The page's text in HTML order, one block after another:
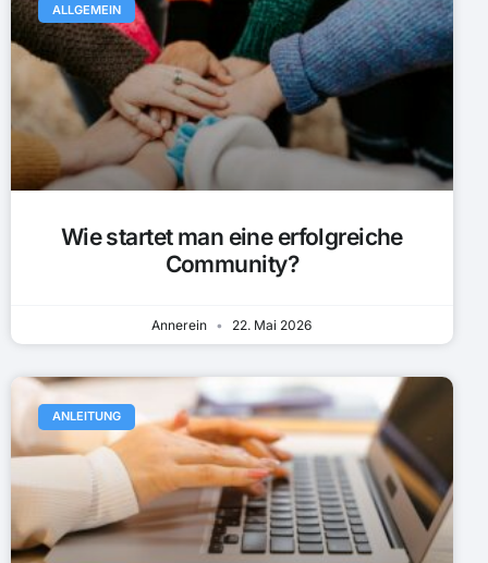
ALLGEMEIN
Wie startet man eine erfolgreiche
Community?
Annerein 22. Mai 2026
ANLEITUNG